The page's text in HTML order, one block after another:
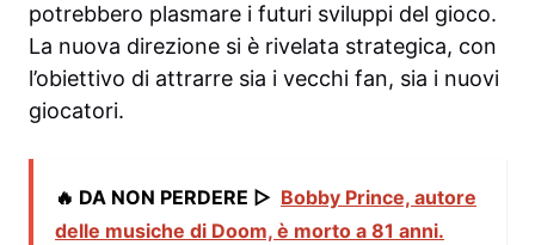
potrebbero plasmare i futuri sviluppi del gioco.
La nuova direzione si è rivelata strategica, con
l’obiettivo di attrarre sia i vecchi fan, sia i nuovi
giocatori.
🔥 DA NON PERDERE ▷ Bobby Prince, autore
delle musiche di Doom, è morto a 81 anni.